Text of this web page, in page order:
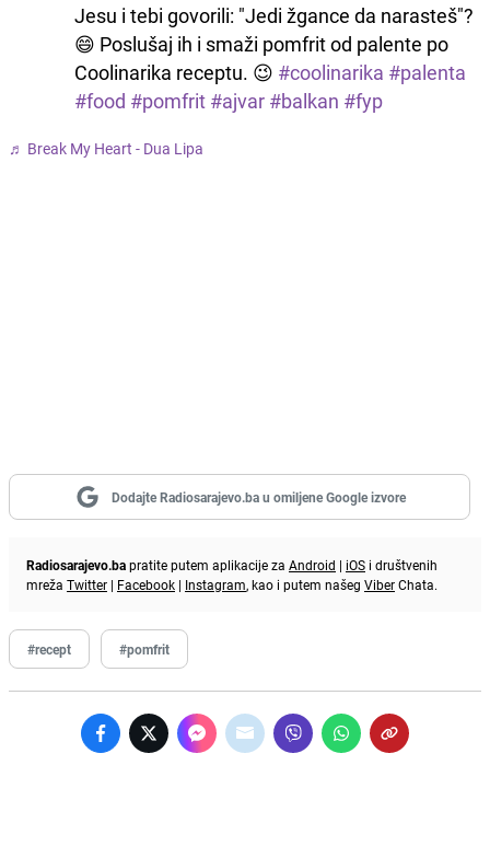
Jesu i tebi govorili: "Jedi žgance da narasteš"?
😄 Poslušaj ih i smaži pomfrit od palente po
Coolinarika receptu. 😉 #coolinarika #palenta
#food #pomfrit #ajvar #balkan #fyp
♬ Break My Heart - Dua Lipa
Dodajte Radiosarajevo.ba u omiljene Google izvore
Radiosarajevo.bapratite putem aplikacije za Android | iOS i društvenih
mreža Twitter | Facebook | Instagram, kao i putem našeg ViberChata.
#recept #pomfrit